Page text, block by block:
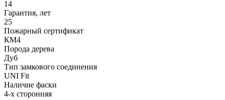
14
Гарантия, лет
25
Пожарный сертификат
КМ4
Порода дерева
Дуб
Тип замкового соединения
UNI Fit
Наличие фаски
4-х сторонняя